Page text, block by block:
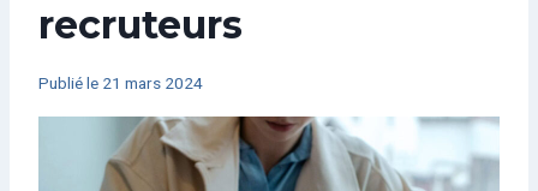
recruteurs
Publié le 21 mars 2024